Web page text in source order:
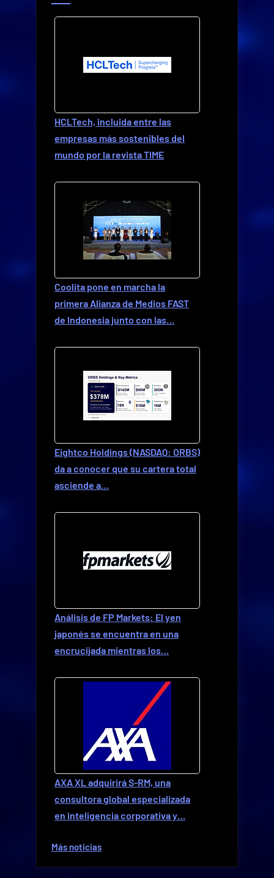
HCLTech, incluida entre las
empresas más sostenibles del
mundo por la revista TIME
Coolita pone en marcha la
primera Alianza de Medios FAST
de Indonesia junto con las…
Eightco Holdings (NASDAQ: ORBS)
da a conocer que su cartera total
asciende a…
Análisis de FP Markets: El yen
japonés se encuentra en una
encrucijada mientras los…
AXA XL adquirirá S-RM, una
consultora global especializada
en inteligencia corporativa y…
Más noticias